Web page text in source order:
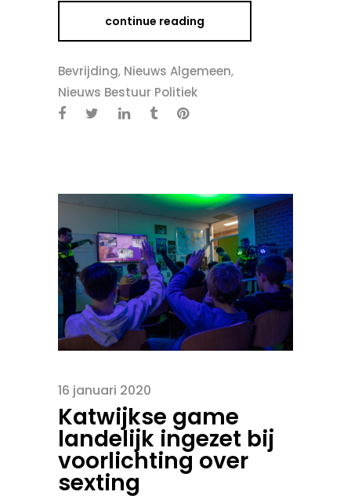
continue reading
Bevrijding, Nieuws Algemeen,
Nieuws Bestuur Politiek
16 januari 2020
Katwijkse game
landelijk ingezet bij
voorlichting over
sexting